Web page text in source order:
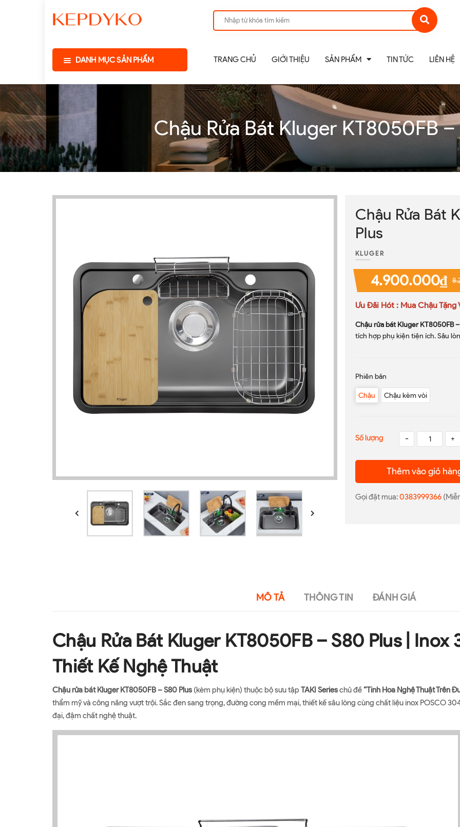
DANH MỤC SẢN PHẨM TRANG CHỦ GIỚI THIỆU SẢN PHẨM TIN TỨC LIÊN HỆ
Chậu Rửa Bát Kluger KT8050FB –
Chậu Rửa Bát
Plus
KLUGER
4.900.000₫
Ưu Đãi Hót : Mua Chậu Tặng
Chậu rửa bát Kluger KT8050FB
tích hợp phụ kiện tiện ích. Sâu
Phiên bản
Chậu Chậu kèm vòi
Số lượng - +
Thêm vào giỏ
Gọi đặt mua:0383999366
MÔ TẢ THÔNG TIN ĐÁNH GIÁ
Chậu Rửa Bát Kluger KT8050FB – S80 Plus |
Thiết Kế Nghệ Thuật
Chậu rửa bát Kluger KT8050FB – S80 Plus (kèm phụ kiện) thuộc bộ sưu tập TAKI Serieschủ đề“Tinh Hoa Nghệ Thuật Trên
thẩm mỹ và công năng vượt trội. Sắc đen sang trọng, đường cong mềm mại, thiết kế sâu lòng cùng chất liệu inox POSCO
đại, đậm chất nghệ thuật.